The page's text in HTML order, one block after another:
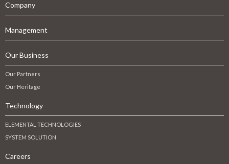
Company
Management
Our Business
Our Partners
Our Heritage
Technology
ELEMENTAL TECHNOLOGIES
SYSTEM SOLUTION
Careers